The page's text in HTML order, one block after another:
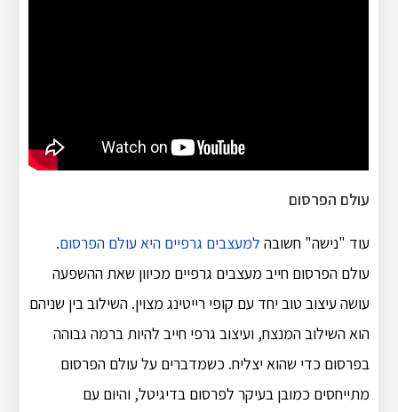
עולם הפרסום
עוד "נישה" חשובה למעצבים גרפיים היא עולם הפרסום.
עולם הפרסום חייב מעצבים גרפיים מכיוון שאת ההשפעה
עושה עיצוב טוב יחד עם קופי רייטינג מצוין. השילוב בין שניהם
הוא השילוב המנצח, ועיצוב גרפי חייב להיות ברמה גבוהה
בפרסום כדי שהוא יצליח. כשמדברים על עולם הפרסום
מתייחסים כמובן בעיקר לפרסום בדיגיטל, והיום עם